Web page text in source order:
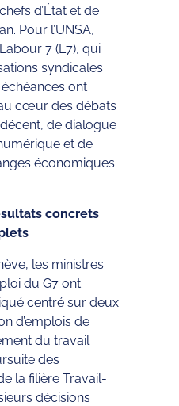
d’État et de
Pour l’UNSA,
7 (L7), qui
syndicales
ont
cœur des débats
de dialogue
et de
économiques
concrets
les ministres
du G7 ont
centré sur deux
d’emplois de
du travail
des
la filière Travail-
décisions